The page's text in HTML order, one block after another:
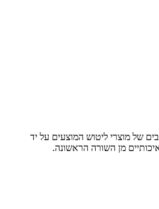
של מוצרי ליטוש המוצעים על יד
מן השורה הראשונה.